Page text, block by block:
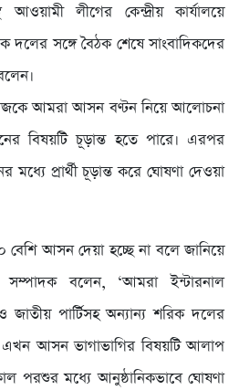
আওয়ামী লীগের কেন্দ্রীয় কার্যালয়ে
সঙ্গে বৈঠক শেষে সাংবাদিকদের
আমরা আসন বণ্টন নিয়ে আলোচনা
বিষয়টি চূড়ান্ত হতে পারে। এরপর
প্রার্থী চূড়ান্ত করে ঘোষণা দেওয়া
আসন দেয়া হচ্ছে না বলে জানিয়ে
বলেন, ‘আমরা ইন্টারনাল
পার্টিসহ অন্যান্য শরিক দলের
আসন ভাগাভাগির বিষয়টি আলাপ
পরশুর মধ্যে আনুষ্ঠানিকভাবে ঘোষণা